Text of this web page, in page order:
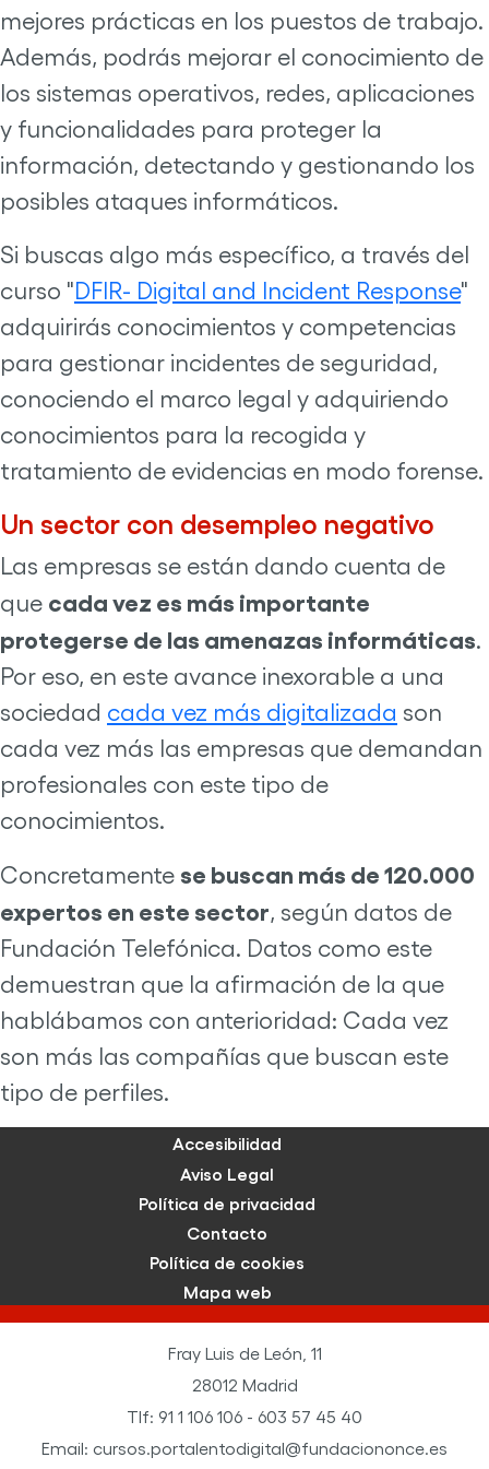
mejores prácticas en los puestos de trabajo.
Además, podrás mejorar el conocimiento de
los sistemas operativos, redes, aplicaciones
y funcionalidades para proteger la
información, detectando y gestionando los
posibles ataques informáticos.
Si buscas algo más específico, a través del
curso "DFIR- Digital and Incident Response"
adquirirás conocimientos y competencias
para gestionar incidentes de seguridad,
conociendo el marco legal y adquiriendo
conocimientos para la recogida y
tratamiento de evidencias en modo forense.
Un sector con desempleo negativo
Las empresas se están dando cuenta de
que cada vez es más importante
protegerse de las amenazas informáticas.
Por eso, en este avance inexorable a una
sociedad cada vez más digitalizada son
cada vez más las empresas que demandan
profesionales con este tipo de
conocimientos.
Concretamente se buscan más de 120.000
expertos en este sector, según datos de
Fundación Telefónica. Datos como este
demuestran que la afirmación de la que
hablábamos con anterioridad: Cada vez
son más las compañías que buscan este
tipo de perfiles.
Accesibilidad
Aviso Legal
Política de privacidad
Contacto
Política de cookies
Mapa web
Fray Luis de León, 11
28012 Madrid
Tlf: 91 1 106 106 - 603 57 45 40
Email: cursos.portalentodigital@fundaciononce.es